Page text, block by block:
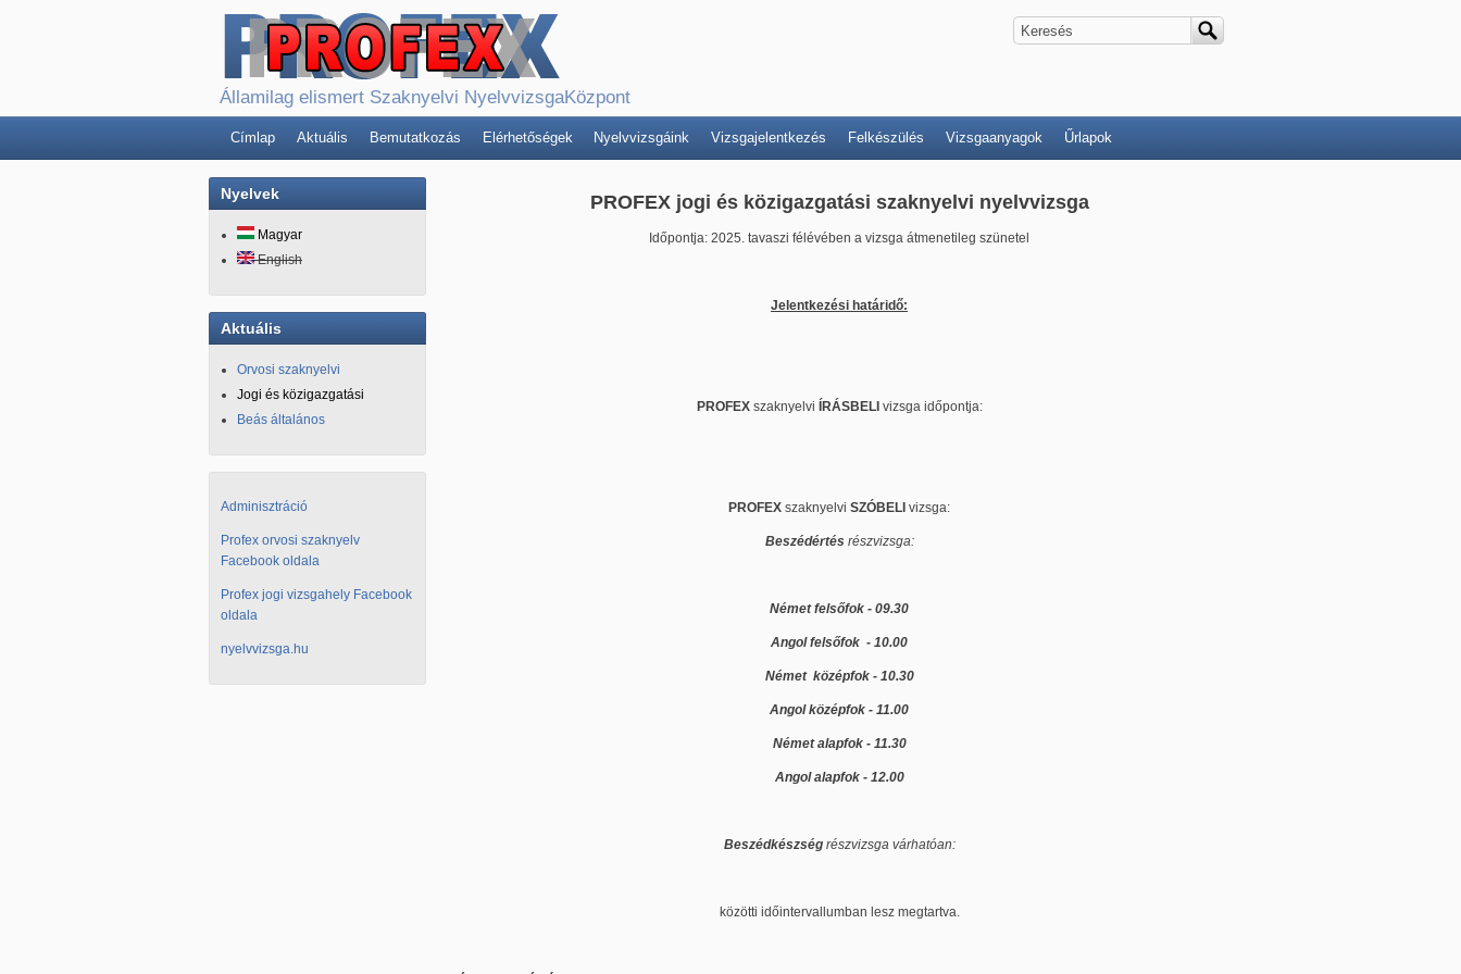
Keresés űrlap
Keresés
Államilag elismert Szaknyelvi NyelvvizsgaKözpont
PROFEX jogi és közigazgatási szaknyelvi nyelvvizsga
Időpontja: 2025. tavaszi félévében a vizsga átmenetileg szünetel
Jelentkezési határidő:
PROFEX szaknyelvi ÍRÁSBELI vizsga időpontja:
PROFEX szaknyelvi SZÓBELI vizsga:
Beszédértés részvizsga:
Német felsőfok - 09.30
Angol felsőfok - 10.00
Német középfok - 10.30
Angol középfok - 11.00
Német alapfok - 11.30
Angol alapfok - 12.00
Beszédkészség részvizsga várhatóan:
közötti időintervallumban lesz megtartva.
Címlap Aktuális Bemutatkozás Elérhetőségek Nyelvvizsgáink Vizsgajelentkezés Felkészülés Vizsgaanyagok Űrlapok
Nyelvek
Magyar
English
Aktuális
Orvosi szaknyelvi
Jogi és közigazgatási
Beás általános
Adminisztráció
Profex orvosi szaknyelv
Facebook oldala
Profex jogi vizsgahely Facebook
oldala
nyelvvizsga.hu